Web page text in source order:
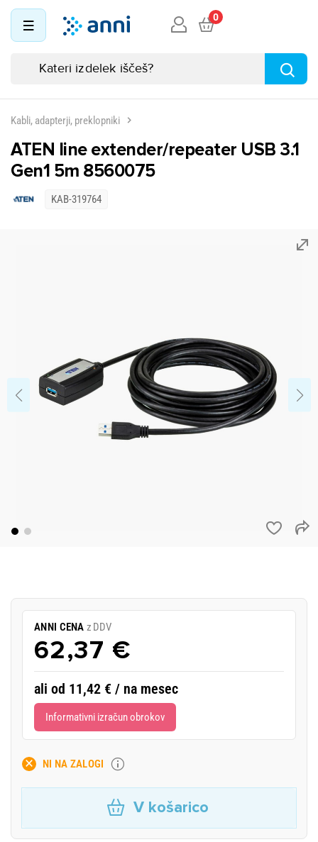
0
Kabli, adapterji, preklopniki
ATEN line extender/repeater USB 3.1
Gen1 5m 8560075
KAB-319764
ANNI CENA z DDV
62,37 €
ali od 11,42 € / na mesec
Informativni izračun obrokov
NI NA ZALOGI
V košarico